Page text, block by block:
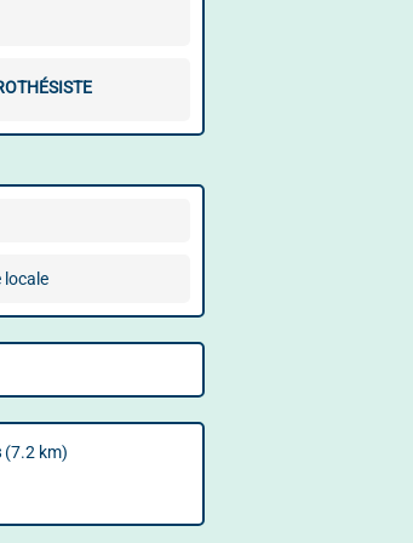
locale
(7.2 km)